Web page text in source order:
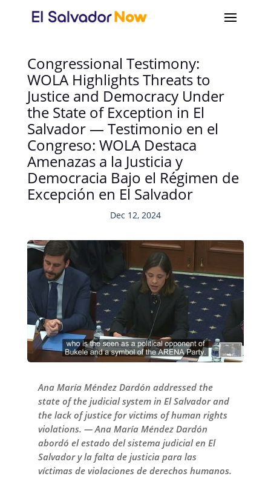
Congressional Testimony:
WOLA Highlights Threats to
Justice and Democracy Under
the State of Exception in El
Salvador — Testimonio en el
Congreso: WOLA Destaca
Amenazas a la Justicia y
Democracia Bajo el Régimen de
Excepción en El Salvador
Dec 12, 2024
Ana María Méndez Dardón addressed the
state of the judicial system in El Salvador and
the lack of justice for victims of human rights
violations. — Ana María Méndez Dardón
abordó el estado del sistema judicial en El
Salvador y la falta de justicia para las
víctimas de violaciones de derechos humanos.